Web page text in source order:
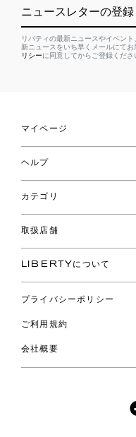
ニュースレターの登録
リバティの最新ニュースやイベン
新ニュースをいち早くメールにて
リシーに同意してからご登録くださ
マイページ
ロイヤリティプログラム
パスワード再設定
ショッピングバッグ
ヘルプ
お問い合わせ
よくあるご質問
ご利用ガイド
カテゴリ
コレクション
ファブリックス
バッグ
スカーフ
ウェア
ライフスタイル
スペシャル
取扱店舗
リバティ・ファブリックス
LIBERTYについて
プライバシーポリシー
ご利用規約
会社概要